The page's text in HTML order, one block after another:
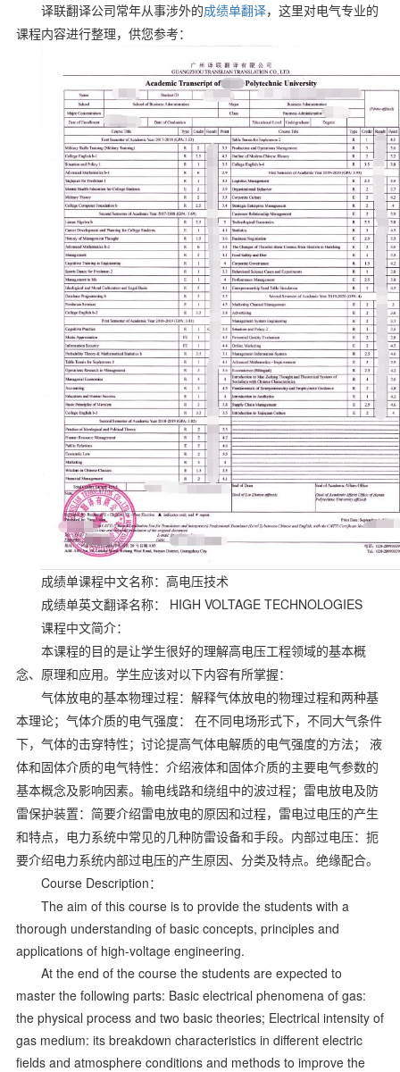
译联翻译公司常年从事涉外的成绩单翻译，这里对电气专业的
课程内容进行整理，供您参考：
成绩单课程中文名称：高电压技术
成绩单英文翻译名称：
HIGH VOLTAGE TECHNOLOGIES
课程中文简介：
本课程的目的是让学生很好的理解高电压工程领域的基本概
念、原理和应用。学生应该对以下内容有所掌握：
气体放电的基本物理过程：解释气体放电的物理过程和两种基
本理论；气体介质的电气强度：
在不同电场形式下，不同大气条件
下，气体的击穿特性；讨论提高气体电解质的电气强度的方法；
液
体和固体介质的电气特性：介绍液体和固体介质的主要电气参数的
基本概念及影响因素。输电线路和绕组中的波过程；雷电放电及防
雷保护装置：简要介绍雷电放电的原因和过程，雷电过电压的产生
和特点，电力系统中常见的几种防雷设备和手段。内部过电压：扼
要介绍电力系统内部过电压的产生原因、分类及特点。绝缘配合。
Course Description ：
The aim of this course is to provide the students with a
thorough understanding of basic concepts, principles and
applications of high-voltage engineering.
At the end of the course the students are expected to
master the following parts: Basic electrical phenomena of gas:
the physical process and two basic theories; Electrical intensity of
gas medium: its breakdown characteristics in different electric
fields and atmosphere conditions and methods to improve the